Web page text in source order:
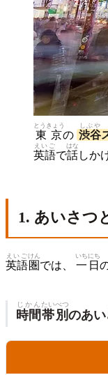
東京
とうきょう
の 渋谷
しぶや
英語
えいご
で話
はな
しか
1. あいさつ
英語
えいご
圏
けん
では、 一
いち
日
にち
時間
じかん
帯
たい
別
べつ
のあ